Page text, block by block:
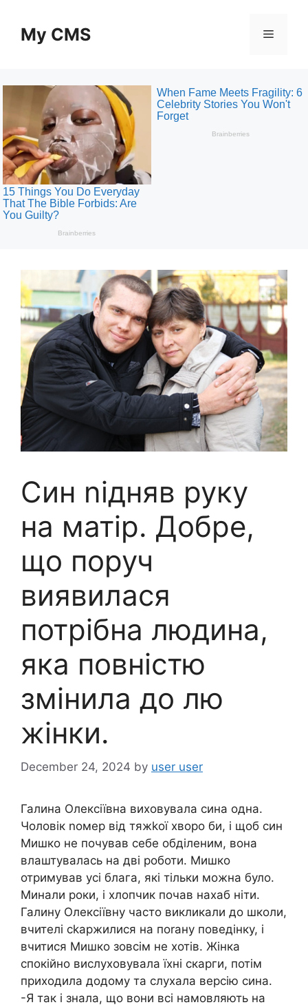
contentMy CMS Menu
Син nідняв руку
на матір. Добре,
що поруч
виявилася
потрібна людина,
яка повністю
змінила до лю
жінки.
December 24, 2024 by user user
Галина Олексіївна виховувала сина одна.
Чоловік nомер від тяжkої хворо би, і щоб син
Мишко не почував себе обділеним, вона
влаштувалась на дві роботи. Мишко
отримував усі блага, які тільки можна було.
Минали роки, і хлопчик почав нахаб ніти.
Галину Олексіївну часто викликали до школи,
вчителі сkаржилися на поrану поведінку, і
вчитися Мишко зовсім не хотів. Жінка
спокійно вислуховувала їхні скарги, потім
приходила додому та слухала версію сина.
-Я так і знала, що вони всі намовляють на